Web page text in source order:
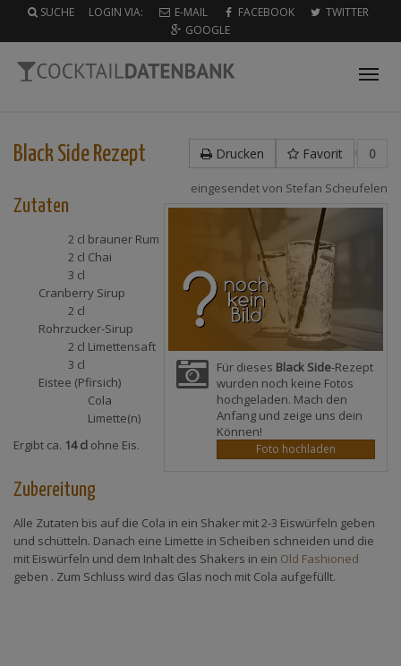
SUCHE LOGIN VIA: E-MAIL FACEBOOK
TWITTER
GOOGLE
Drucken Favorit 0
Black Side Rezept
eingesendet von Stefan Scheufelen
Für dieses Black Side-Rezept
wurden noch keine Fotos
hochgeladen. Mach den
Anfang und zeige uns dein
Können!
Foto hochladen
Zutaten
2 cl brauner Rum
2 cl Chai
3 cl
Cranberry Sirup
2 cl
Rohrzucker-Sirup
2 cl Limettensaft
3 cl
Eistee (Pfirsich)
Cola
Limette(n)
Ergibt ca. 14 cl ohne Eis.
Zubereitung
Alle Zutaten bis auf die Cola in ein Shaker mit 2-3 Eiswürfeln geben
und schütteln. Danach eine Limette in Scheiben schneiden und die
mit Eiswürfeln und dem Inhalt des Shakers in ein Old Fashioned
geben . Zum Schluss wird das Glas noch mit Cola aufgefüllt.